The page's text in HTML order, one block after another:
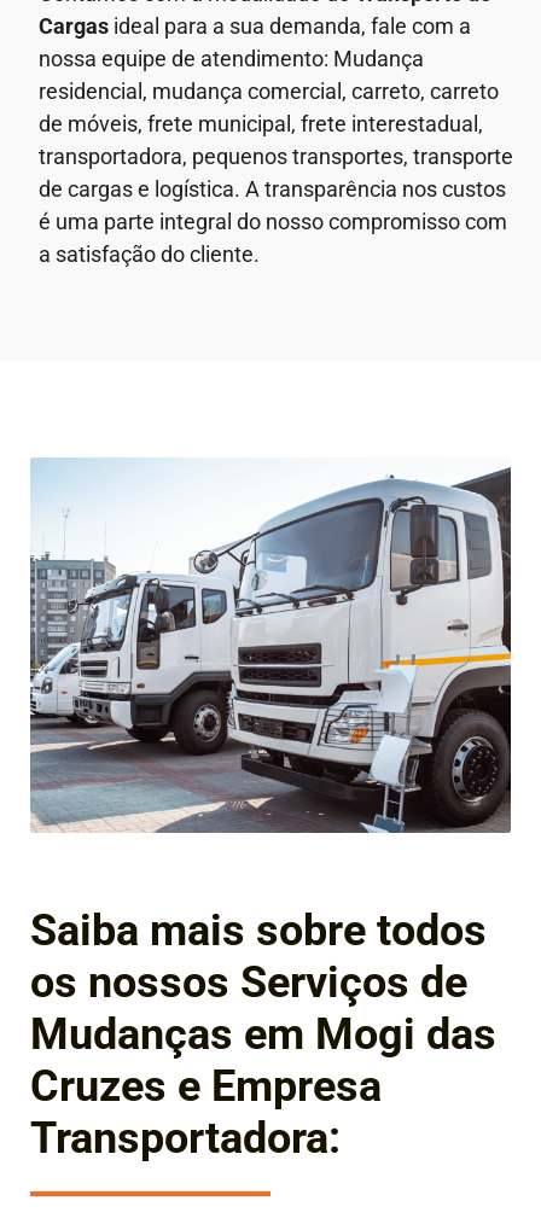
Cargas ideal para a sua demanda, fale com a
nossa equipe de atendimento: Mudança
residencial, mudança comercial, carreto, carreto
de móveis, frete municipal, frete interestadual,
transportadora, pequenos transportes, transporte
de cargas e logística. A transparência nos custos
é uma parte integral do nosso compromisso com
a satisfação do cliente.
Saiba mais sobre todos
os nossos Serviços de
Mudanças em Mogi das
Cruzes e Empresa
Transportadora: